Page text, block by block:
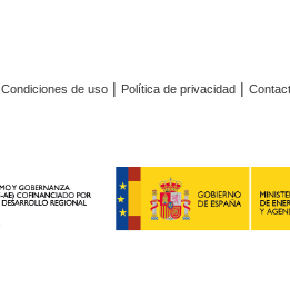
Condiciones de uso | Política de privacidad |